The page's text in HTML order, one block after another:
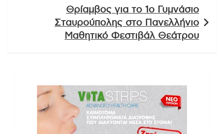
Θρίαμβος για το 1ο Γυμνάσιο
Σταυρούπολης στο Πανελλήνιο
Μαθητικό Φεστιβάλ Θεάτρου